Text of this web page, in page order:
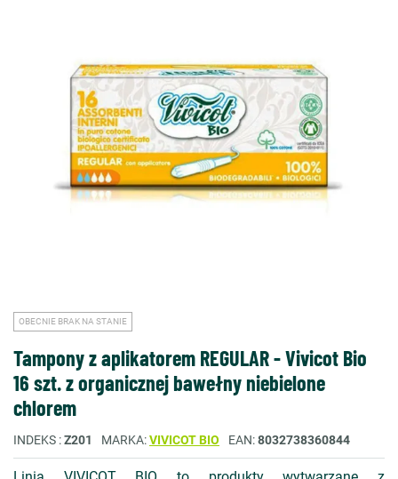
OBECNIE BRAK NA STANIE
Tampony z aplikatorem REGULAR - Vivicot Bio
16 szt. z organicznej bawełny niebielone
chlorem
INDEKS Z201 MARKA VIVICOT BIO EAN 8032738360844